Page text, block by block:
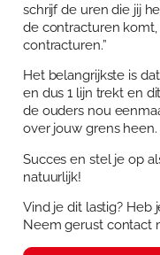
schrijf de uren die jij
de contracturen
contracturen.”
Het belangrijkste is
en dus 1 lijn trekt en
de ouders nou
over jouw grens
Succes en stel je op
natuurlijk!
Vind je dit lastig? Heb
Neem gerust contact